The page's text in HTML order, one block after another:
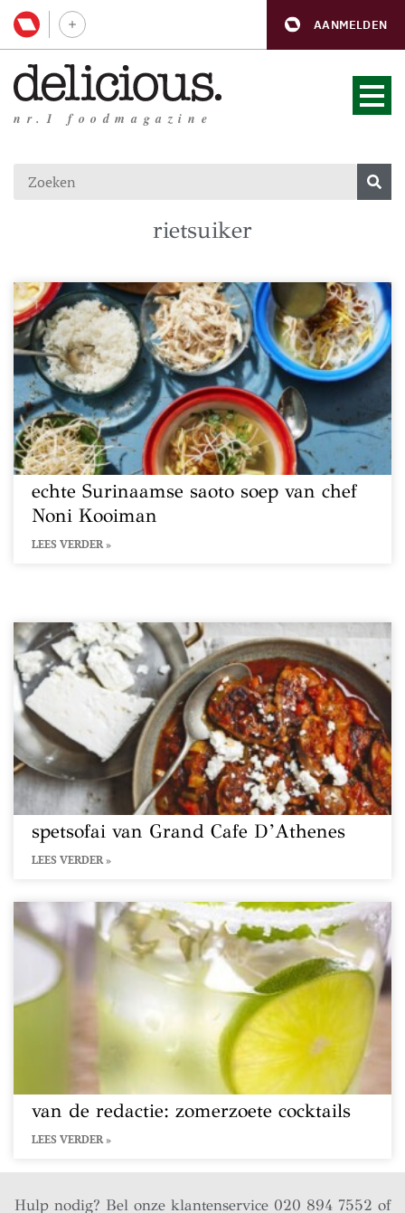
AANMELDEN
nr.1 foodmagazine
rietsuiker
echte Surinaamse saoto soep van chef
Noni Kooiman
LEES VERDER »
spetsofai van Grand Cafe D’Athenes
LEES VERDER »
van de redactie: zomerzoete cocktails
LEES VERDER »
Hulp nodig? Bel onze klantenservice 020 894 7552 of